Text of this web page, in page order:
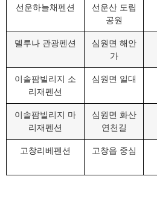
선운하늘채펜션
선운산 도립
공원
델루나 관광펜션
심원면 해안
가
이솔팜빌리지 소
리재펜션
심원면 일대
이솔팜빌리지 마
리재펜션
심원면 화산
연천길
고창리베펜션 고창읍 중심